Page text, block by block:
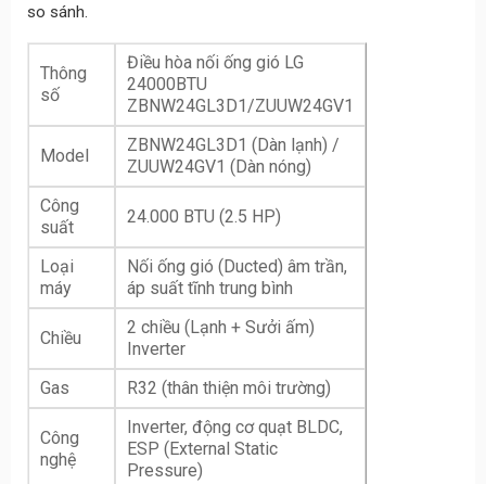
so sánh.
Thông
số
Điều hòa nối ống gió LG
24000BTU
ZBNW24GL3D1/ZUUW24GV1
Model
ZBNW24GL3D1 (Dàn lạnh) /
ZUUW24GV1 (Dàn nóng)
Công
suất
24.000 BTU (2.5 HP)
Loại
máy
Nối ống gió (Ducted) âm trần,
áp suất tĩnh trung bình
Chiều
2 chiều (Lạnh + Sưởi ấm)
Inverter
Gas
R32 (thân thiện môi trường)
Công
nghệ
Inverter, động cơ quạt BLDC,
ESP (External Static
Pressure)